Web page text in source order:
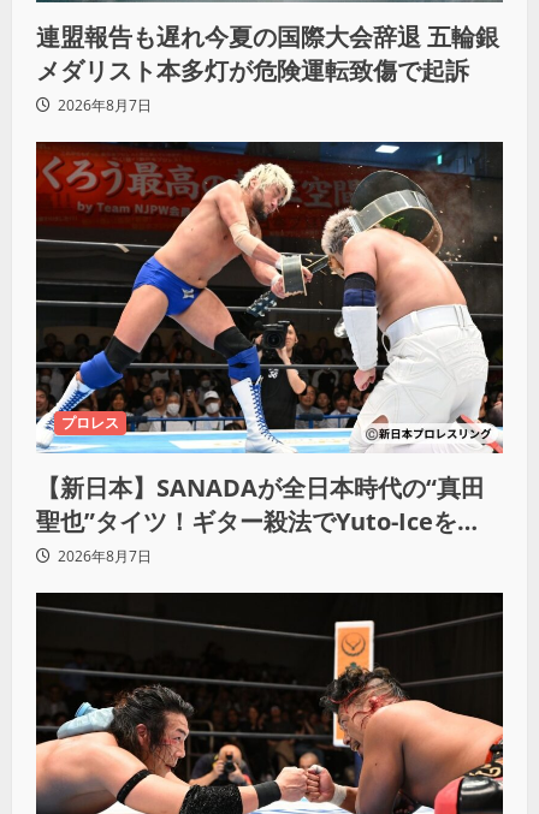
連盟報告も遅れ今夏の国際大会辞退 五輪銀
メダリスト本多灯が危険運転致傷で起訴
2026年8月7日
プロレス
【新日本】SANADAが全日本時代の“真田
聖也”タイツ！ギター殺法でYuto-Iceを
KO「俺と闘う時は考えろ。感じるな」
2026年8月7日